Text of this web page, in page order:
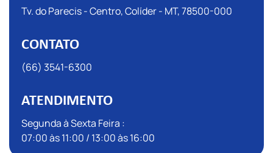
Tv. do Parecis - Centro, Colíder - MT, 78500-000
CONTATO
(66) 3541-6300
ATENDIMENTO
Segunda à Sexta Feira :
07:00 às 11:00 / 13:00 às 16:00